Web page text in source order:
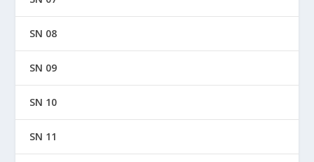
SN 08
SN 09
SN 10
SN 11